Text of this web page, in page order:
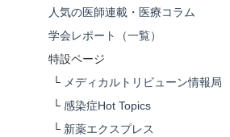
人気の医師連載・医療コラム
学会レポート（一覧）
特設ページ
└ メディカルトリビューン情報局
└ 感染症Hot Topics
└ 新薬エクスプレス